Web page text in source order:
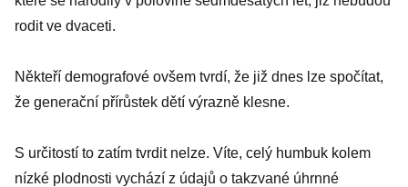
rodit ve dvaceti.
Někteří demografové ovšem tvrdí, že již dnes lze spočítat,
že generační přírůstek dětí výrazně klesne.
S určitostí to zatím tvrdit nelze. Víte, celý humbuk kolem
nízké plodnosti vychází z údajů o takzvané úhrnné